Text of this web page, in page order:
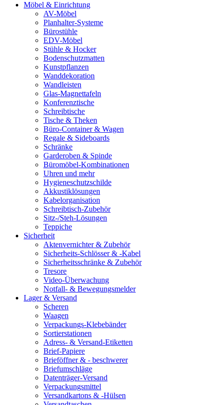
Möbel & Einrichtung
AV-Möbel
Planhalter-Systeme
Bürostühle
EDV-Möbel
Stühle & Hocker
Bodenschutzmatten
Kunstpflanzen
Wanddekoration
Wandleisten
Glas-Magnettafeln
Konferenztische
Schreibtische
Tische & Theken
Büro-Container & Wagen
Regale & Sideboards
Schränke
Garderoben & Spinde
Büromöbel-Kombinationen
Uhren und mehr
Hygieneschutzschilde
Akkustiklösungen
Kabelorganisation
Schreibtisch-Zubehör
Sitz-/Steh-Lösungen
Teppiche
Sicherheit
Aktenvernichter & Zubehör
Sicherheits-Schlösser & -Kabel
Sicherheitsschränke & Zubehör
Tresore
Video-Überwachung
Notfall- & Bewegungsmelder
Lager & Versand
Scheren
Waagen
Verpackungs-Klebebänder
Sortierstationen
Adress- & Versand-Etiketten
Brief-Papiere
Brieföffner & - beschwerer
Briefumschläge
Datenträger-Versand
Verpackungsmittel
Versandkartons & -Hülsen